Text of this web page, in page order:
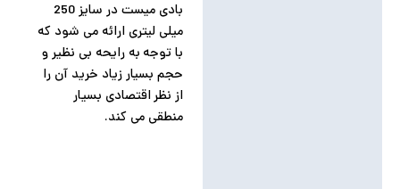
بادی میست در سایز 250
میلی لیتری ارائه می شود که
با توجه به رایحه بی نظیر و
حجم بسیار زیاد خرید آن را
از نظر اقتصادی بسیار
منطقی می کند.